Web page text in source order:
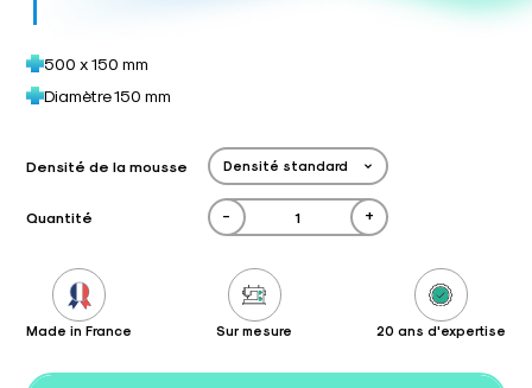
500 x 150 mm
Diamètre 150 mm
Densité de la mousse
Quantité - +
Made in France Sur mesure 20 ans d'expertise